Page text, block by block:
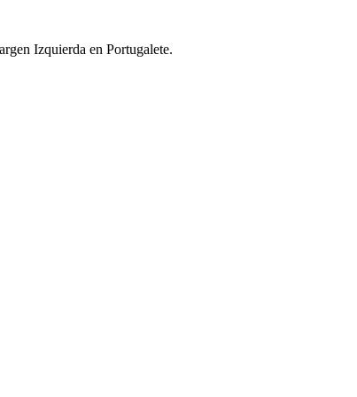
Izquierda en Portugalete.